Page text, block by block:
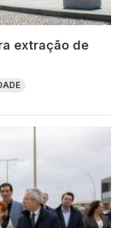
extração de